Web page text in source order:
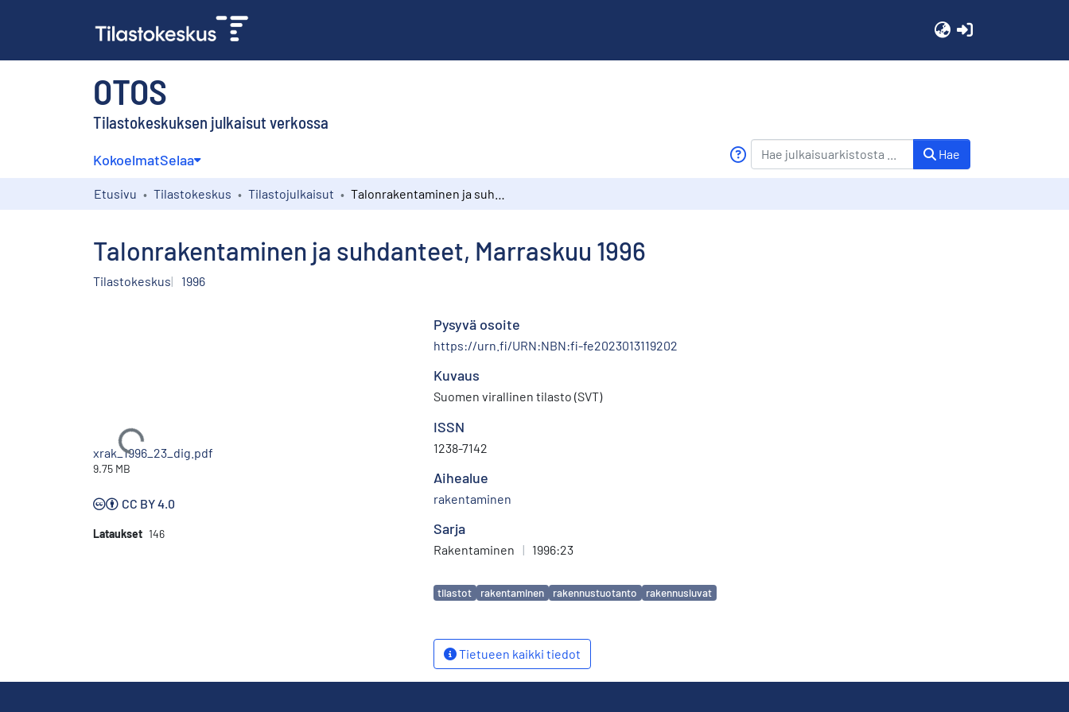
OTOS
Tilastokeskuksen julkaisut verkossa
KokoelmatSelaa Hae
Etusivu Tilastokeskus Tilastojulkaisut
Talonrakentaminen ja suhdanteet, Marraskuu 1996
Tilastokeskus 1996
Ladataan...
xrak_1996_23_dig.pdf
9.75 MB
CC BY 4.0
Lataukset 146
Pysyvä osoite
https://urn.fi/URN:NBN:fi-fe2023013119202
Kuvaus
Suomen virallinen tilasto (SVT)
ISSN
1238-7142
Aihealue
rakentaminen
Sarja
Rakentaminen | 1996:23
Avainsanat
tilastot rakentaminen rakennustuotanto rakennusluvat
Tietueen kaikki tiedot